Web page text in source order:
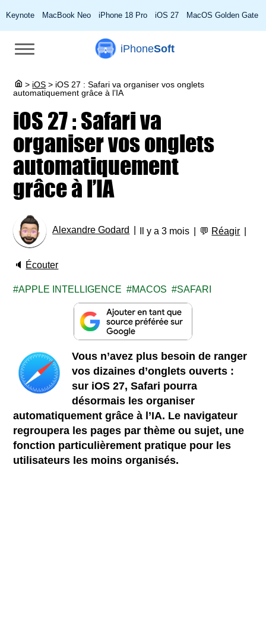
Keynote MacBook Neo iPhone 18 Pro iOS 27 MacOS Golden Gate
iPhoneSoft
> iOS > iOS 27 : Safari va organiser vos onglets
automatiquement grâce à l’IA
iOS 27 : Safari va
organiser vos onglets
automatiquement
grâce à l’IA
Alexandre Godard Il y a 3 mois 💬 Réagir
🔈 Écouter
APPLE INTELLIGENCE MACOS SAFARI
Vous n’avez plus besoin de ranger
vos dizaines d’onglets ouverts :
sur iOS 27, Safari pourra
désormais les organiser
automatiquement grâce à l’IA. Le navigateur
regroupera les pages par thème ou sujet, une
fonction particulièrement pratique pour les
utilisateurs les moins organisés.